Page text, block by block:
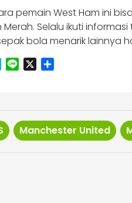
pemain West Ham ini
Selalu ikuti
bola menarik lainnya
SkypeLine
Manchester United